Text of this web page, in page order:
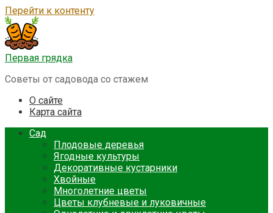
Перейти к контенту
Первая грядка
Советы от садовода со стажем
О сайте
Карта сайта
Сад
Плодовые деревья
Ягодные культуры
Декоративные кустарники
Хвойные
Многолетние цветы
Цветы клубневые и луковичные